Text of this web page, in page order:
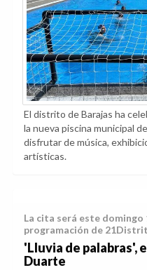
El distrito de Barajas ha
la nueva piscina municipal
disfrutar de música,
artísticas.
La cita será este domingo
programación de
'Lluvia de palabras',
Duarte